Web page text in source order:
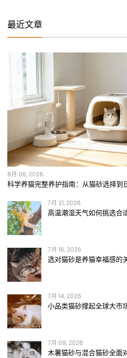
最近文章
8月 06, 2026
科学养猫完整养护指南：从猫砂选择到
7月 21, 2026
高温潮湿天气如何挑选合
7月 16, 2026
选对猫砂是养猫幸福感的
7月 14, 2026
小品类猫砂撑起全球大市
7月 09, 2026
木薯猫砂与混合猫砂全面